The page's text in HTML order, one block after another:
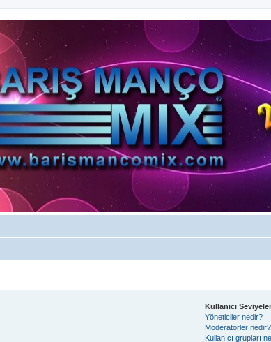
Kullanıcı
Yöneticiler nedir?
Moderatörler nedir?
Kullanıcı grupları